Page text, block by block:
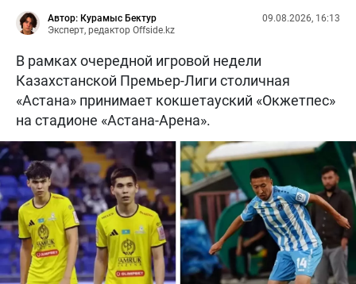
Автор: Курамыс Бектур
Эксперт, редактор Offside.kz
09.08.2026, 16:13
В рамках очередной игровой недели
Казахстанской Премьер-Лиги столичная
«Астана» принимает кокшетауский «Окжетпес»
на стадионе «Астана-Арена».